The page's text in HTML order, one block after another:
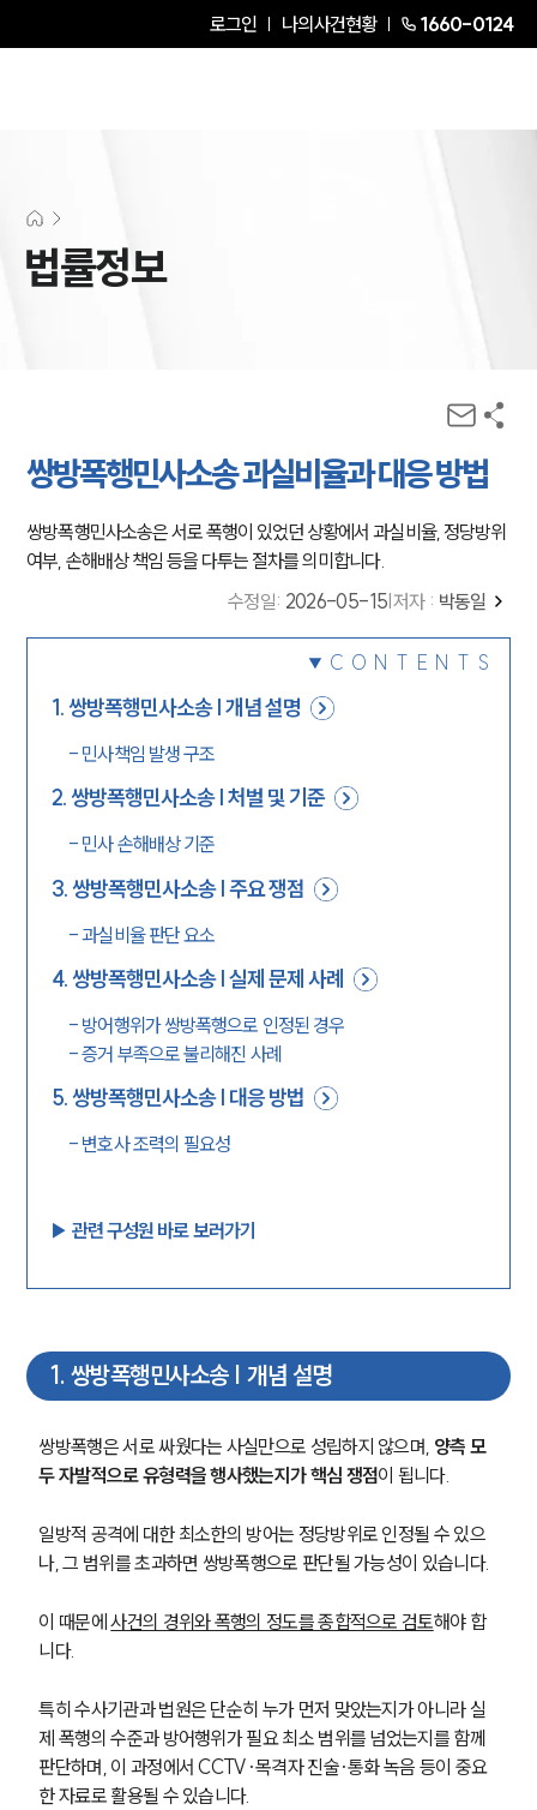
로그인 나의사건현황 1660-0124
법률정보
쌍방폭행민사소송 과실비율과 대응 방법
쌍방폭행민사소송은 서로 폭행이 있었던 상황에서 과실비율, 정당방위
여부, 손해배상 책임 등을 다투는 절차를 의미합니다.
수정일: 2026-05-15 저자 : 박동일
CONTENTS
1.쌍방폭행민사소송 | 개념 설명
- 민사책임 발생 구조
2.쌍방폭행민사소송 | 처벌 및 기준
- 민사 손해배상 기준
3.쌍방폭행민사소송 | 주요 쟁점
-과실비율 판단 요소
4.쌍방폭행민사소송 | 실제 문제 사례
- 방어행위가 쌍방폭행으로 인정된 경우
-증거 부족으로 불리해진 사례
5.쌍방폭행민사소송 | 대응 방법
- 변호사 조력의 필요성
▶︎ 관련 구성원 바로 보러가기
1 . 쌍방폭행민사소송 | 개념 설명
쌍방폭행은 서로 싸웠다는 사실만으로 성립하지 않으며, 양측 모
두 자발적으로 유형력을 행사했는지가 핵심 쟁점이 됩니다.
일방적 공격에 대한 최소한의 방어는 정당방위로 인정될 수 있으
나, 그 범위를 초과하면 쌍방폭행으로 판단될 가능성이 있습니다.
이 때문에 사건의 경위와 폭행의 정도를 종합적으로 검토해야 합
니다.
특히 수사기관과 법원은 단순히 누가 먼저 맞았는지가 아니라 실
제 폭행의 수준과 방어행위가 필요 최소 범위를 넘었는지를 함께
판단하며, 이 과정에서 CCTV·목격자 진술·통화 녹음 등이 중요
한 자료로 활용될 수 있습니다.